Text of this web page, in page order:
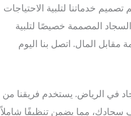
خدماتنا لتلبية الاحتياجات
المصممة خصيصًا لتلبية
مقابل المال. اتصل بنا اليوم
في الرياض. يستخدم فريقنا من
سجادك، مما يضمن تنظيفًا شاملاً